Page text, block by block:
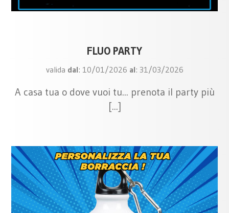
FLUO PARTY
valida dal: 10/01/2026 al: 31/03/2026
A casa tua o dove vuoi tu... prenota il party più
[...]